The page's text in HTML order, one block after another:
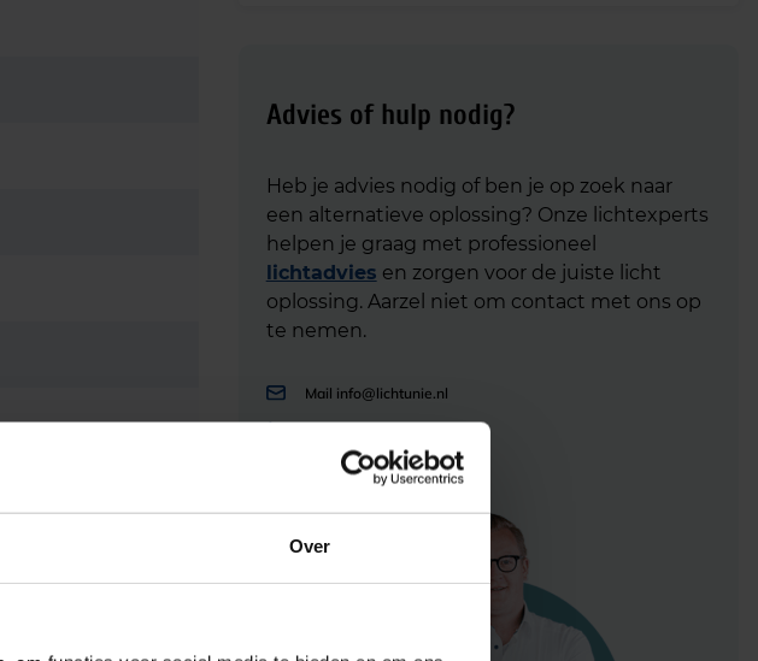
Over
Advies of hulp nodig?
Heb je advies nodig of ben je op zoek naar
een alternatieve oplossing? Onze lichtexperts
helpen je graag met professioneel
lichtadvies en zorgen voor de juiste licht
oplossing. Aarzel niet om contact met ons op
te nemen.
Mail info@lichtunie.nl
0348 – 20 90 00